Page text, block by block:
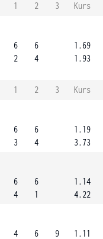
1 2 3
Kurs
6
2
6
4
1.69
1.93
1 2 3
Kurs
6
3
6
4
1.19
3.73
6
4
6
1
1.14
4.22
4
6
9
1.11